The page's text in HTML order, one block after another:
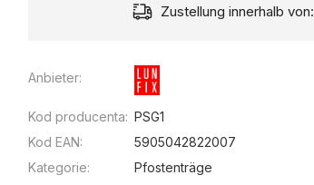
Zustellung innerhalb von:
Anbieter:
Kod producenta: PSG1
Kod EAN:
5905042822007
Kategorie:
Pfostenträge